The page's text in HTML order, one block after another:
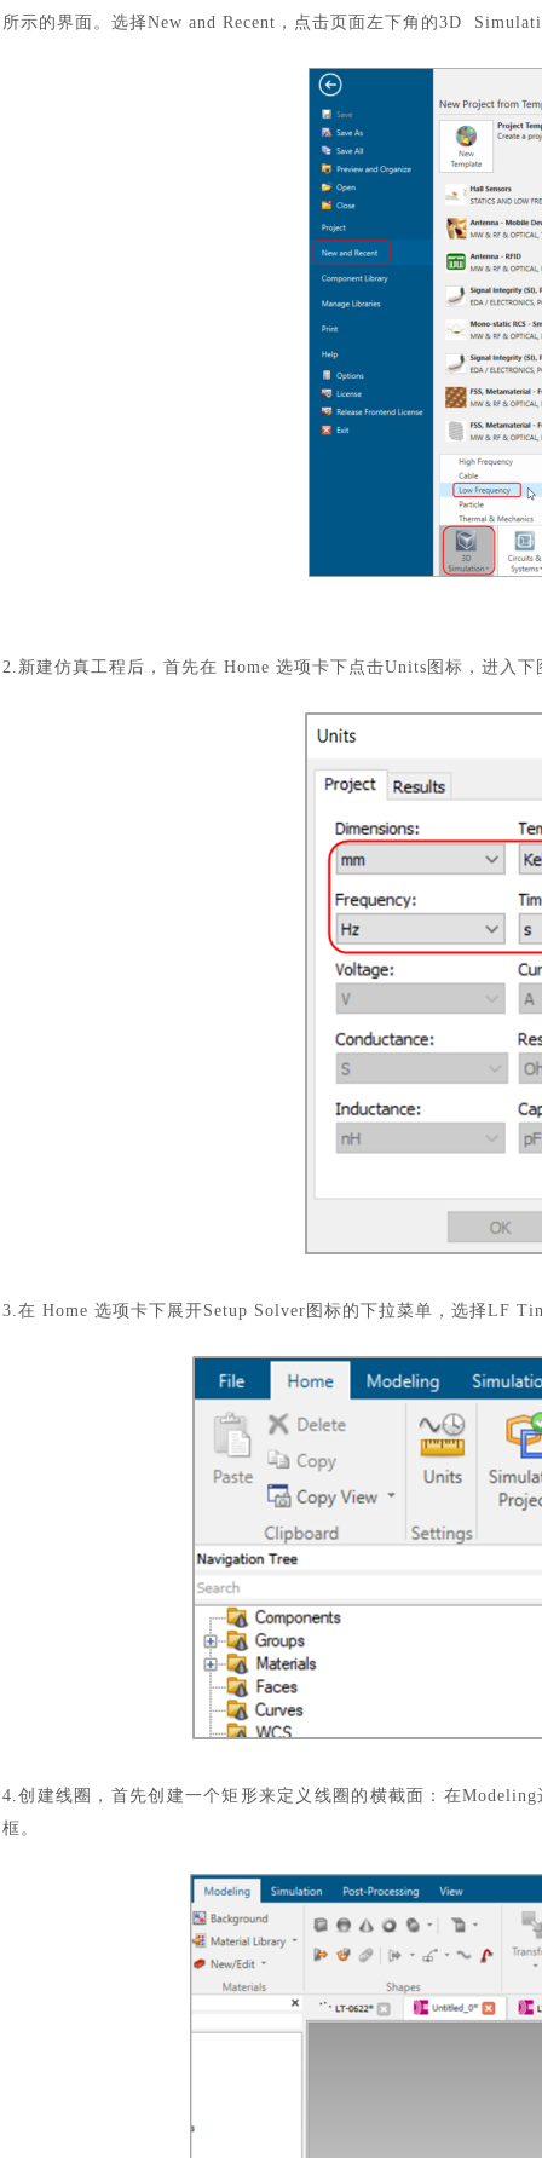
所示的界面。选择New and Recent，点击页面左下角的3D
2.新建仿真工程后，首先在 Home 选项卡下点击Units图标，进入
3.在 Home 选项卡下展开Setup Solver图标的下拉菜单，选择LF
4.创建线圈，首先创建一个矩形来定义线圈的横截面：在
框。
风能电源